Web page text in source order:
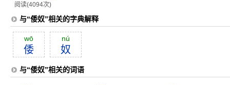
阅读(4094次)
与“倭奴”相关的字典解释
wō
倭
nú
奴
与“倭奴”相关的词语